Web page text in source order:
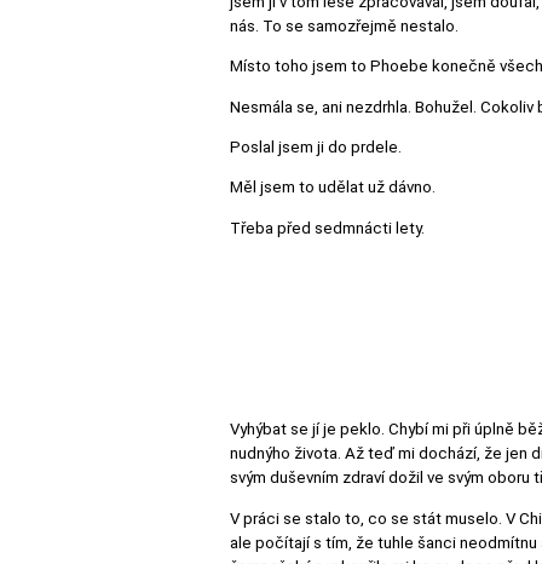
nás. To se samozřejmě nestalo.
Místo toho jsem to Phoebe konečně
Nesmála se, ani nezdrhla. Bohužel.
Poslal jsem ji do prdele.
Měl jsem to udělat už dávno.
Třeba před sedmnácti lety.
Vyhýbat se jí je peklo. Chybí mi při úplně
nudnýho života. Až teď mi dochází, že jen
svým duševním zdraví dožil ve svým oboru
V práci se stalo to, co se stát muselo. V
ale počítají s tím, že tuhle šanci neodmítnu